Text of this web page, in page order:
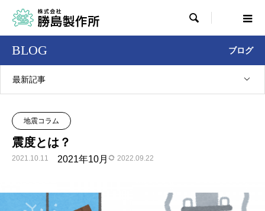

BLOG ブログ
最新記事
地震コラム
震度とは？
2021.10.11 2021年10月 2022.09.22